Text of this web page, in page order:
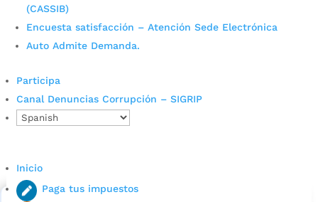
(CASSIB)
Encuesta satisfacción – Atención Sede Electrónica
Auto Admite Demanda.
Participa
Canal Denuncias Corrupción – SIGRIP
Inicio
Paga tus impuestos
Cupos Escolares Bucaramanga 2022
cupo escolar en los colegios oficiales de
Bucaramanga.